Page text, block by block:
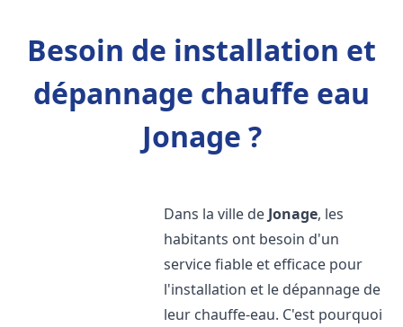
Besoin de installation et
dépannage chauffe eau
Jonage ?
Dans la ville de Jonage, les
habitants ont besoin d'un
service fiable et efficace pour
l'installation et le dépannage de
leur chauffe-eau. C'est pourquoi